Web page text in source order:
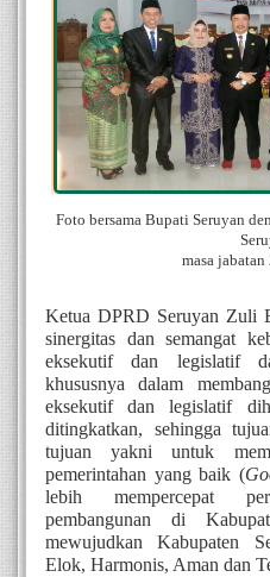
Foto bersama Bupati Seruyan
masa
Ketua DPRD Seruyan Zuli
sinergitas dan semangat
eksekutif dan legislatif
khususnya dalam
eksekutif dan legislatif
ditingkatkan, sehingga
tujuan yakni untuk
pemerintahan yang baik (
lebih mempercepat
pembangunan di
mewujudkan Kabupaten
Elok, Harmonis, Aman dan